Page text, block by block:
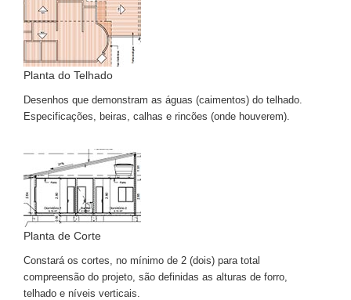
Planta do Telhado
Desenhos que demonstram as águas (caimentos) do telhado.
Especificações, beiras, calhas e rincões (onde houverem).
Planta de Corte
Constará os cortes, no mínimo de 2 (dois) para total
compreensão do projeto, são definidas as alturas de forro,
telhado e níveis verticais.